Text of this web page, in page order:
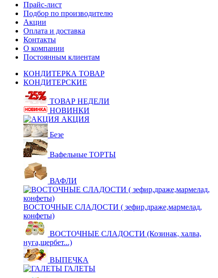
Прайс-лист
Подбор по производителю
Акции
Оплата и доставка
Контакты
О компании
Постоянным клиентам
КОНДИТЕРКА ТОВАР
КОНДИТЕРСКИЕ
ТОВАР НЕДЕЛИ
НОВИНКИ
АКЦИЯ
Безе
Вафельные ТОРТЫ
ВАФЛИ
ВОСТОЧНЫЕ СЛАДОСТИ ( зефир,драже,мармелад,
конфеты)
ВОСТОЧНЫЕ СЛАДОСТИ (Козинак, халва,
нуга,щербет...)
ВЫПЕЧКА
ГАЛЕТЫ